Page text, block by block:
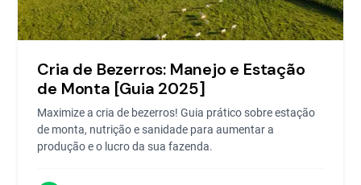
Cria de Bezerros: Manejo e Estação
de Monta [Guia 2025]
Maximize a cria de bezerros! Guia prático sobre estação
de monta, nutrição e sanidade para aumentar a
produção e o lucro da sua fazenda.